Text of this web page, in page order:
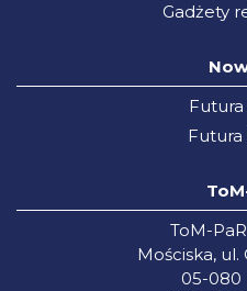
Gadżety
Futura
ToM-
Mościska,
05-080